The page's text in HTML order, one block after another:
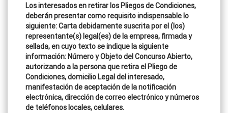
Los interesados en retirar los Pliegos de Condiciones,
deberán presentar como requisito indispensable lo
siguiente: Carta debidamente suscrita por el (los)
representante(s) legal(es) de la empresa, firmada y
sellada, en cuyo texto se indique la siguiente
información: Número y Objeto del Concurso Abierto,
autorizando a la persona que retira el Pliego de
Condiciones, domicilio Legal del interesado,
manifestación de aceptación de la notificación
electrónica, dirección de correo electrónico y números
de teléfonos locales, celulares.